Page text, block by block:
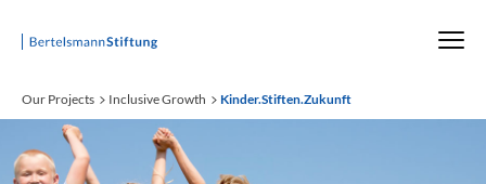
Startseite
Our Projects Inclusive Growth Kinder.Stiften.Zukunft